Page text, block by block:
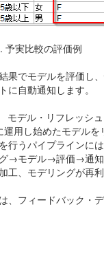
予実比較の評価例
果でモデルを評価し
に自動通知します。
デル・リフレッシュ
運用し始めたモデル
行うパイプラインに
→モデル→評価→通知
工、モデリングが再利
、フィードバック・